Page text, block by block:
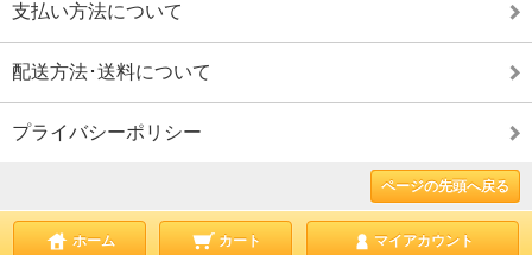
支払い方法について
配送方法･送料について
プライバシーポリシー
ページの先頭へ戻る
ホーム カート マイアカウント